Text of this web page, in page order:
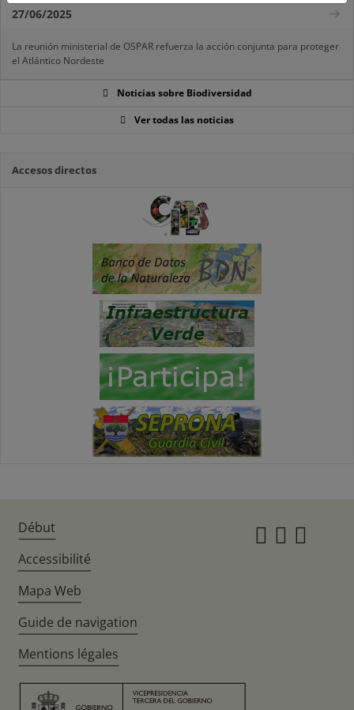
27/06/2025
La reunión ministerial de OSPAR refuerza la acción conjunta para proteger
el Atlántico Nordeste
Noticias sobre Biodiversidad
Ver todas las noticias
Accesos directos
Début
Accessibilité
Mapa Web
Guide de navigation
Mentions légales